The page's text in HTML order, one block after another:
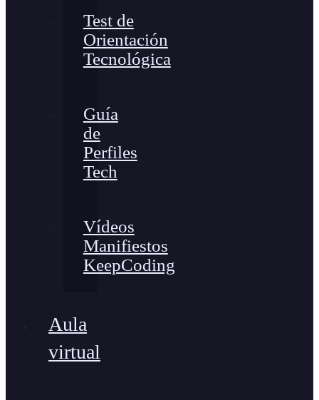
Test de
Orientación
Tecnológica
Guía
de
Perfiles
Tech
Vídeos
Manifiestos
KeepCoding
Aula
virtual